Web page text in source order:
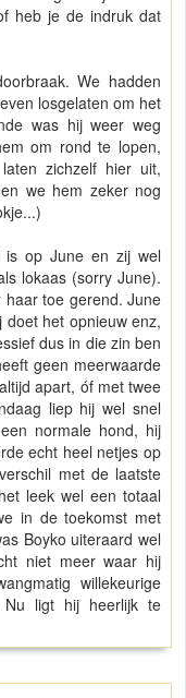
heb je de indruk dat
We hadden
losgelaten om het
was hij weer weg
om rond te lopen,
zichzelf hier uit,
we hem zeker nog
is op June en zij wel
lokaas (sorry June).
toe gerend. June
het opnieuw enz,
dus in die zin ben
geen meerwaarde
apart, óf met twee
liep hij wel snel
normale hond, hij
echt heel netjes op
met de laatste
leek wel een totaal
in de toekomst met
Boyko uiteraard wel
niet meer waar hij
willekeurige
Nu ligt hij heerlijk te